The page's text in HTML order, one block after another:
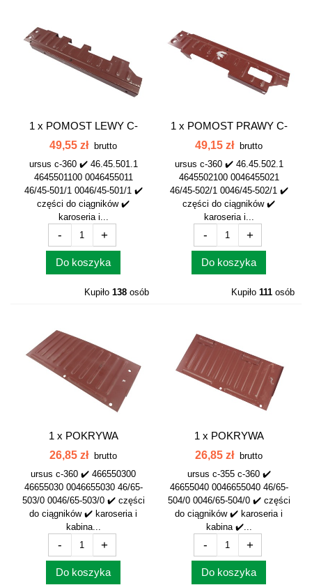
1 x POMOST LEWY C-
360 46/45-501/1...
49,55 zł
brutto
ursus c-360 ✔️ 46.45.501.1
4645501100 0046455011
46/45-501/1 0046/45-501/1 ✔️
części do ciągników ✔️
karoseria i...
- +
Do koszyka
Kupiło 138 osób
1 x POMOST PRAWY C-
360 46/45-502/1...
49,15 zł
brutto
ursus c-360 ✔️ 46.45.502.1
4645502100 0046455021
46/45-502/1 0046/45-502/1 ✔️
części do ciągników ✔️
karoseria i...
- +
Do koszyka
Kupiło 111 osób
1 x POKRYWA
AKUMULATORA LEWA C-
26,85 zł brutto
ursus c-360 ✔️ 466550300
46655030 0046655030 46/65-
503/0 0046/65-503/0 ✔️ części
do ciągników ✔️ karoseria i
kabina...
- +
Do koszyka
1 x POKRYWA
AKUMULATORA PRAWA
26,85 zł brutto
ursus c-355 c-360 ✔️
46655040 0046655040 46/65-
504/0 0046/65-504/0 ✔️ części
do ciągników ✔️ karoseria i
kabina ✔️...
- +
Do koszyka